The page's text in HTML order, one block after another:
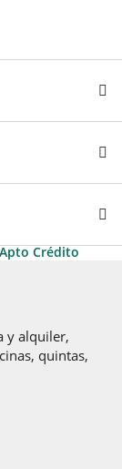
Apto Crédito
y alquiler,
quintas,